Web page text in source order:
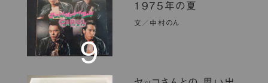
９
1975年の夏
文／中村のん